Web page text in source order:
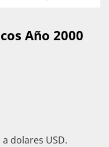
Año 2000
dolares USD.